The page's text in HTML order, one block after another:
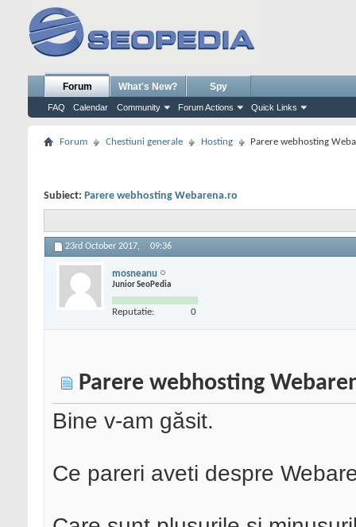
Forum
FAQ Calendar Community Forum Actions Quick Links
What's New? Spy
Forum Chestiuni generale Hosting Parere webhosting
Subiect: Parere webhosting Webarena.ro
23rd October 2017, 09:36
mosneanu
Junior SeoPedia
Reputatie: 0
Parere webhosting
Bine v-am găsit.
Ce pareri aveti despre